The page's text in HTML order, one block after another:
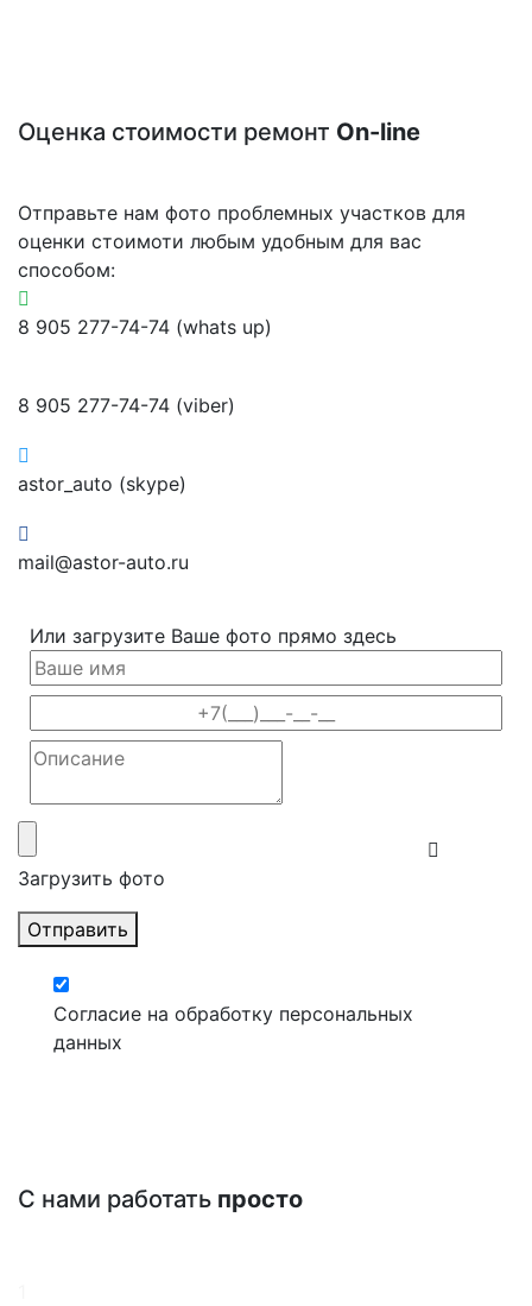
Оценка стоимости ремонт On-line
Отправьте нам фото проблемных участков для
оценки стоимоти любым удобным для вас
способом:
8 905 277-74-74 (whats up)
8 905 277-74-74 (viber)
astor_auto (skype)
mail@astor-auto.ru
Или загрузите Ваше фото прямо здесь
Загрузить фото
Отправить
Согласие на обработку персональных
данных
С нами работать просто